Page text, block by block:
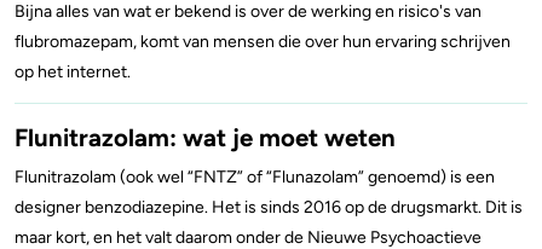
Bijna alles van wat er bekend is over de werking en risico's van
flubromazepam, komt van mensen die over hun ervaring schrijven
op het internet.
Flunitrazolam: wat je moet weten
Flunitrazolam (ook wel “FNTZ” of “Flunazolam” genoemd) is een
designer benzodiazepine. Het is sinds 2016 op de drugsmarkt. Dit is
maar kort, en het valt daarom onder de Nieuwe Psychoactieve